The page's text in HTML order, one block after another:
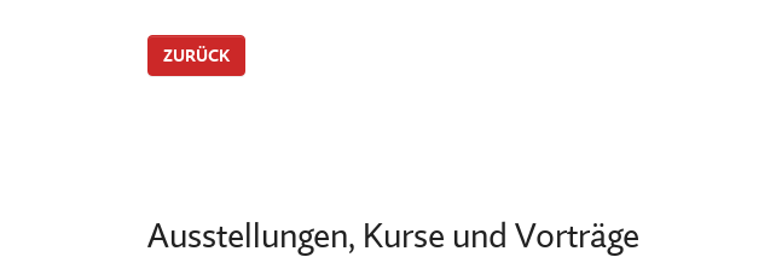
ZURÜCK
Ausstellungen, Kurse und Vorträge